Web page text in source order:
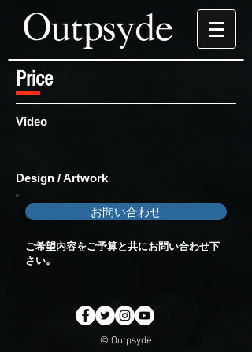
Price
Video
Design / Artwork
お問い合わせ
ご希望内容をご予算と共にお問い合わせ下
さい。
© Outpsyde